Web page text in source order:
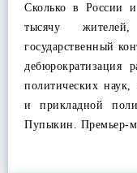
Сколько в России
тысячу
государственный
дебюрократизация
политических наук,
и прикладной
Пупыкин. Премьер-